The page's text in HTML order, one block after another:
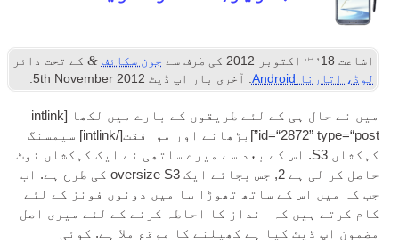
اشاعت 18 ویں اکتوبر 2012 کی طرف سے جون سکائف & کے تحت دائر
لوڈ، اتارنا Android
. آخری بار اپ ڈیٹ 5th November2012
.
میں نے حال ہی کے لئے طریقوں کے بارے میں لکھا [int­link
id=“2872” type=“post” ]بڑھانے اور موافقت[/intlink] سیمسنگ
کہکشاں S3. اس کے بعد سے میرے ساتھی نے ایک کہکشاں نوٹ
حاصل کر لی ہے 2, جس بجائے ایک oversize S3 کی طرح ہے. اب
جب کہ میں اس کے ساتھ تھوڑا سا میں دونوں فونز کے لئے
کام کرتے ہیں کہ انداز کا احاطہ کرنے کے لئے میری اصل
مضمون اپ ڈیٹ کیا ہے کھیلنے کا موقع ملا ہے. کوئی